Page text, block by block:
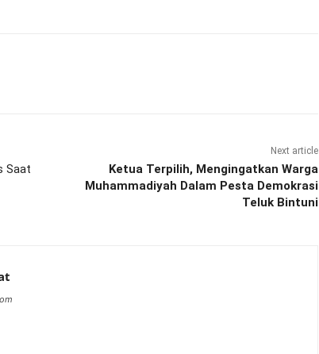
Saat
Next article
Ketua Terpilih, Mengingatkan Warga
Muhammadiyah Dalam Pesta Demokrasi
Teluk Bintuni